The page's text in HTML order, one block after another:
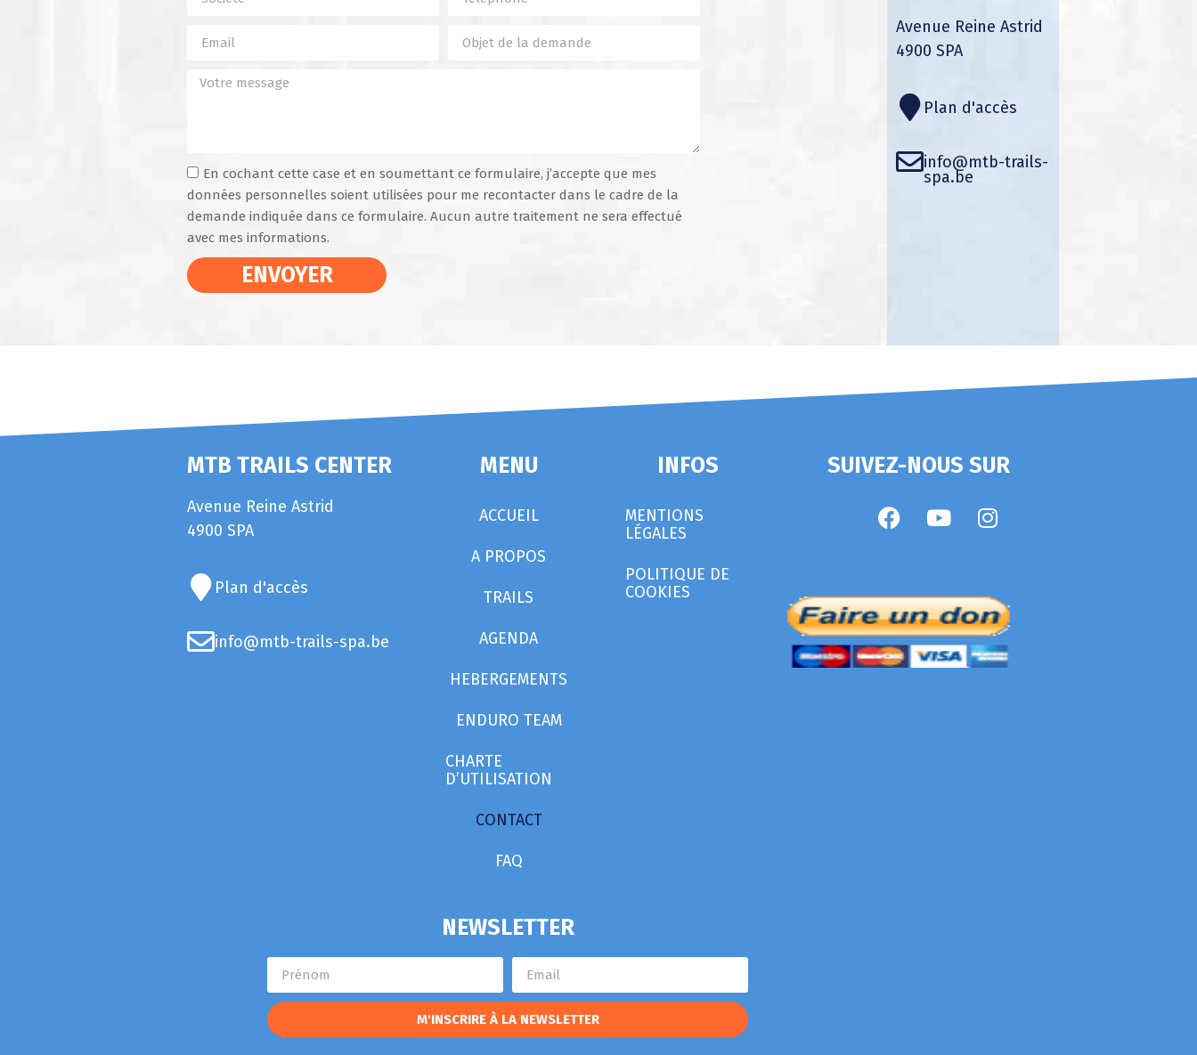
En cochant cette case et en soumettant ce formulaire, j’accepte que mes
données personnelles soient utilisées pour me recontacter dans le cadre de la
demande indiquée dans ce formulaire. Aucun autre traitement ne sera effectué
avec mes informations.
ENVOYER
Avenue Reine Astrid
4900 SPA
Plan d'accès
info@mtb-trails-
spa.be
MTB TRAILS CENTER
Avenue Reine Astrid
4900 SPA
Plan d'accès
info@mtb-trails-spa.be
MENU
ACCUEIL
A PROPOS
TRAILS
AGENDA
HEBERGEMENTS
ENDURO TEAM
CHARTE
D’UTILISATION
CONTACT
FAQ
INFOS
MENTIONS
LÉGALES
POLITIQUE DE
COOKIES
SUIVEZ-NOUS SUR
NEWSLETTER
M'INSCRIRE À LA NEWSLETTER